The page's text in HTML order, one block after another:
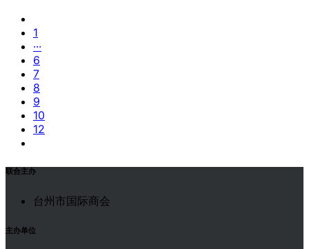
1
···
6
7
8
9
10
12
联合主办
台州市国际商会
主办单位